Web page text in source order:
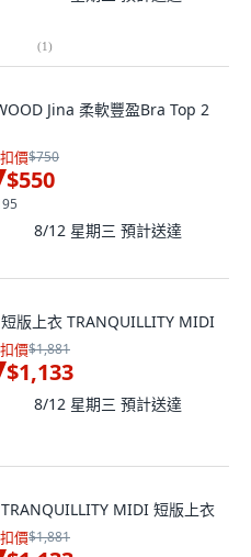
(1)
Jina 柔軟豐盈Bra Top 2
價$750
$550
8/12 星期三 預計送達
短版上衣 TRANQUILLITY MIDI
價$1,881
$1,133
8/12 星期三 預計送達
TRANQUILLITY MIDI 短版上衣
價$1,881